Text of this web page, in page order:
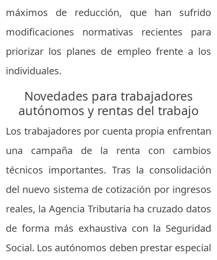
máximos de reducción, que han sufrido
modificaciones normativas recientes para
priorizar los planes de empleo frente a los
individuales.
Novedades para trabajadores
autónomos y rentas del trabajo
Los trabajadores por cuenta propia enfrentan
una campaña de la renta con cambios
técnicos importantes. Tras la consolidación
del nuevo sistema de cotización por ingresos
reales, la Agencia Tributaria ha cruzado datos
de forma más exhaustiva con la Seguridad
Social. Los autónomos deben prestar especial